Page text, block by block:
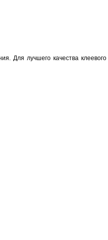
Для лучшего качества